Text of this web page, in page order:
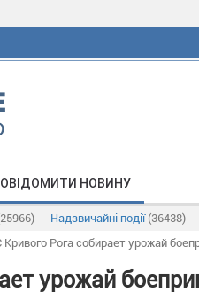
НОВИНУ
Надзвичайні події (36438)
Рога собирает урожай
урожай